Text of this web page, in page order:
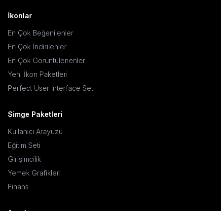
İkonlar
En Çok Beğenilenler
En Çok İndirilenler
En Çok Görüntülenenler
Yeni İkon Paketleri
Perfect User Interface Set
Simge Paketleri
Kullanıcı Arayüzü
Eğitim Seti
Girişimcilik
Yemek Grafikleri
Finans